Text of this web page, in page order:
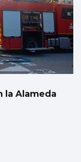
la Alameda